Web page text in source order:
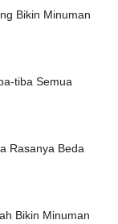
Bikin Minuman
tiba Semua
Rasanya Beda
Bikin Minuman